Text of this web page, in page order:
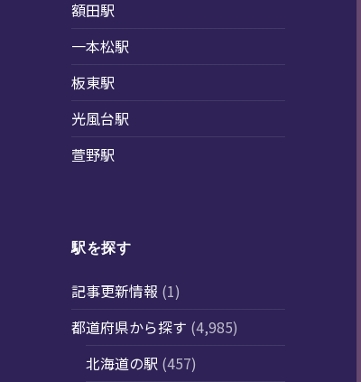
額田駅
一本松駅
板東駅
光風台駅
萱野駅
駅を探す
記事更新情報 (1)
都道府県から探す (4,985)
北海道の駅 (457)